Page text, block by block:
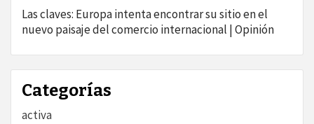
Las claves: Europa intenta encontrar su sitio en el
nuevo paisaje del comercio internacional | Opinión
Categorías
activa